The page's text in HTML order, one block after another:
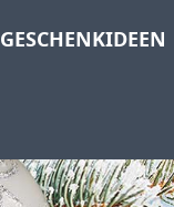
GESCHENKIDEEN